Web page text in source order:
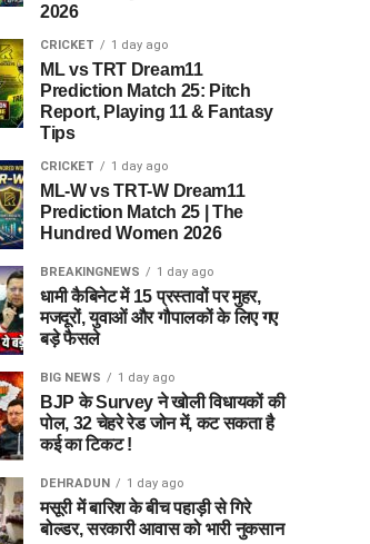
2026
CRICKET 1 day ago
ML vs TRT Dream11
Prediction Match 25: Pitch
Report, Playing 11 & Fantasy
Tips
CRICKET 1 day ago
ML-W vs TRT-W Dream11
Prediction Match 25 | The
Hundred Women 2026
BREAKINGNEWS 1 day ago
धामी कैबिनेट में 15 प्रस्तावों पर मुहर,
मजदूरों, युवाओं और गौपालकों के लिए गए
बड़े फैसले
BIG NEWS 1 day ago
BJP के Survey ने खोली विधायकों की
पोल, 32 चेहरे रेड जोन में, कट सकता है
कई का टिकट !
DEHRADUN 1 day ago
मसूरी में बारिश के बीच पहाड़ी से गिरे
बोल्डर, सरकारी आवास को भारी नुकसान